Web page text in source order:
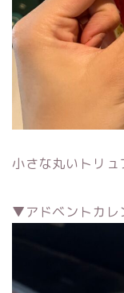
小さな丸いトリュ
▼アドベントカレ